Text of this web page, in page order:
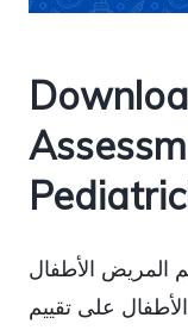
المريض الأطفال
على تقييم